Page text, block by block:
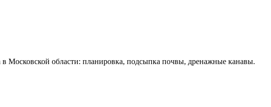
Московской области: планировка, подсыпка почвы, дренажные канавы.